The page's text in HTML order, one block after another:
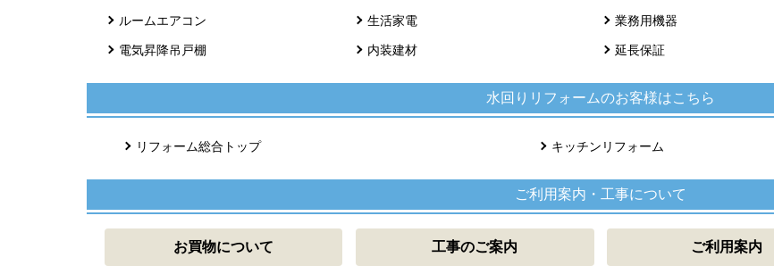
ルームエアコン 生活家電 業務用機器
電気昇降吊戸棚 内装建材 延長保証
水回りリフォームのお客様はこちら
リフォーム総合トップ キッチンリフォーム
ご利用案内・工事について
お買物について 工事のご案内 ご利用案内